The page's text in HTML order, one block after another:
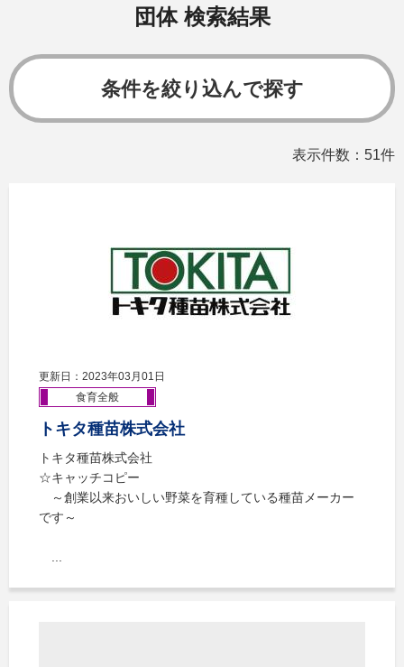
団体 検索結果
条件を絞り込んで探す
表示件数：51件
更新日：2023年03月01日
食育全般
トキタ種苗株式会社
トキタ種苗株式会社
☆キャッチコピー
～創業以来おいしい野菜を育種している種苗メーカー
です～